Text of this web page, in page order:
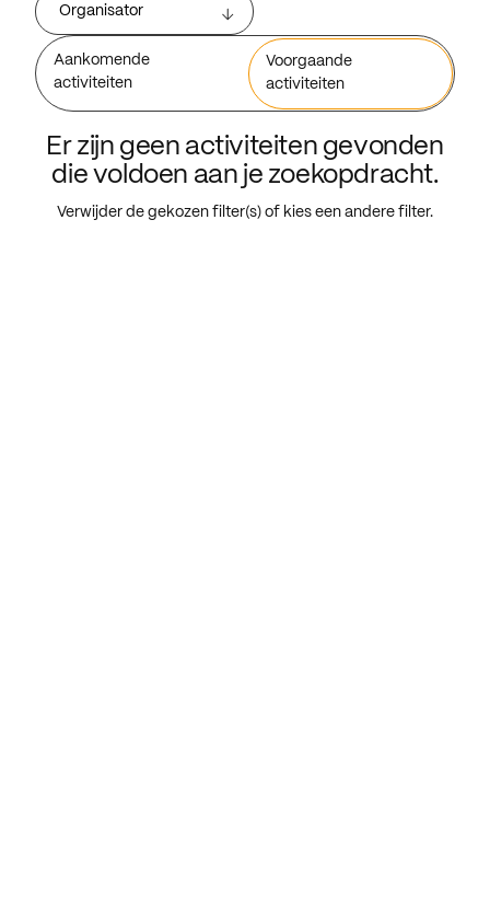
Organisator
Aankomende
activiteiten
Voorgaande
activiteiten
Er zijn geen activiteiten gevonden
die voldoen aan je zoekopdracht.
Verwijder de gekozen filter(s) of kies een andere filter.